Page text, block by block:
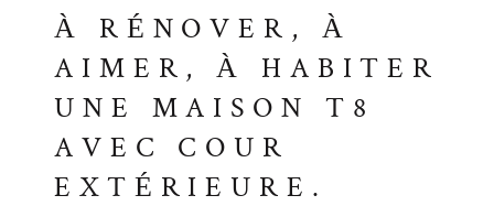
À RÉNOVER, À
AIMER, À HABITER
UNE MAISON T8
AVEC COUR
EXTÉRIEURE.